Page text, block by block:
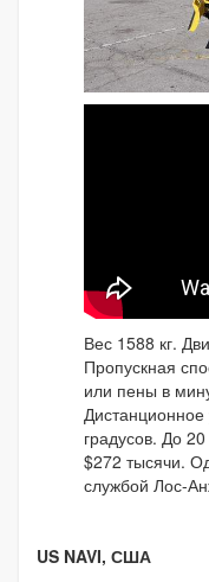
Вес 1588 кг.
Пропускная
или пены в
градусов. До
$272 тысячи.
службой Лос-
US NAVI, США